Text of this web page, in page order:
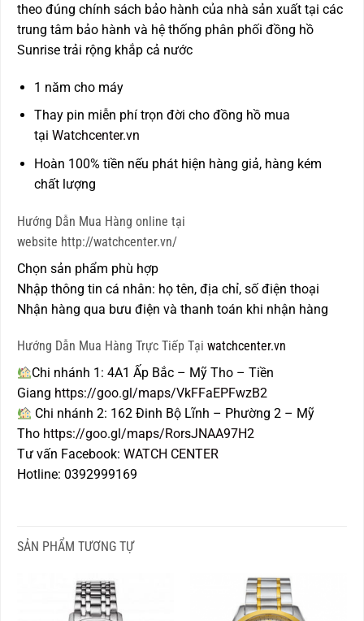
theo đúng chính sách bảo hành của nhà sản xuất tại các
trung tâm bảo hành và hệ thống phân phối đồng hồ
Sunrise trải rộng khắp cả nước
1 năm cho máy
Thay pin miễn phí trọn đời cho đồng hồ mua
tại Watchcenter.vn
Hoàn 100% tiền nếu phát hiện hàng giả, hàng kém
chất lượng
Hướng Dẫn Mua Hàng online tại
website http://watchcenter.vn/
Chọn sản phẩm phù hợp
Nhập thông tin cá nhân: họ tên, địa chỉ, số điện thoại
Nhận hàng qua bưu điện và thanh toán khi nhận hàng
Hướng Dẫn Mua Hàng Trực Tiếp Tại watchcenter.vn
Chi nhánh 1: 4A1 Ấp Bắc – Mỹ Tho – Tiền
Giang https://goo.gl/maps/VkFFaEPFwzB2
Chi nhánh 2: 162 Đinh Bộ Lĩnh – Phường 2 – Mỹ
Tho https://goo.gl/maps/RorsJNAA97H2
Tư vấn Facebook: WATCH CENTER
Hotline: 0392999169
SẢN PHẨM TƯƠNG TỰ